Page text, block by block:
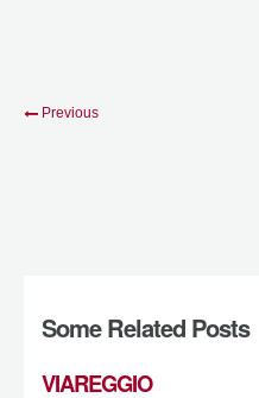
Previous
Some Related Posts
VIAREGGIO